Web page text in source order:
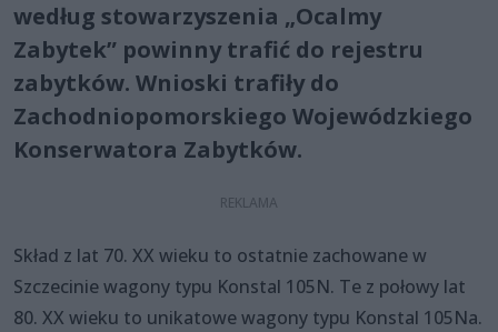
według stowarzyszenia „Ocalmy
Zabytek” powinny trafić do rejestru
zabytków. Wnioski trafiły do
Zachodniopomorskiego Wojewódzkiego
Konserwatora Zabytków.
Skład z lat 70. XX wieku to ostatnie zachowane w
Szczecinie wagony typu Konstal 105N. Te z połowy lat
80. XX wieku to unikatowe wagony typu Konstal 105Na.